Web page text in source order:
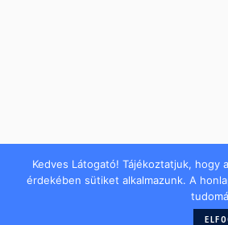
Kedves Látogató! Tájékoztatjuk, hogy
érdekében sütiket alkalmazunk. A